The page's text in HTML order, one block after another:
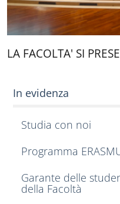
LA FACOLTA' SI
In evidenza
Studia con noi
Programma
Garante delle
della Facoltà